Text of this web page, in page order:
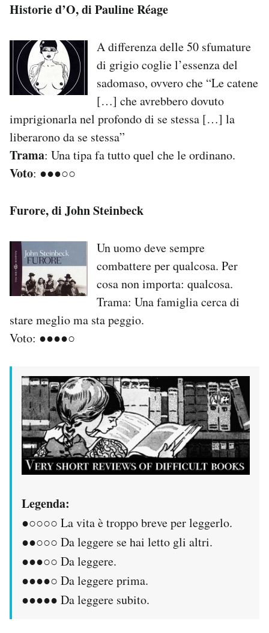
AREA PERSONALE
Area Personale
Newsletter
Hai bisogno di aiuto?
Esci
Historie d’O, di Pauline Réage
A differenza delle 50 sfumature
di grigio coglie l’essenza del
sadomaso, ovvero che “Le catene
[…] che avrebbero dovuto
imprigionarla nel profondo di se stessa […] la
liberarono da se stessa”
Trama: Una tipa fa tutto quel che le ordinano.
Voto: ●●●○○
Furore, di John Steinbeck
Un uomo deve sempre
combattere per qualcosa. Per
cosa non importa: qualcosa.
Trama: Una famiglia cerca di
stare meglio ma sta peggio.
Voto: ●●●●○
Legenda:
●○○○○ La vita è troppo breve per leggerlo.
●●○○○ Da leggere se hai letto gli altri.
●●●○○ Da leggere.
●●●●○ Da leggere prima.
●●●●● Da leggere subito.